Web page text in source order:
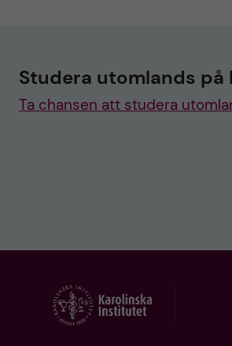
Studera utomlands på
Ta chansen att studera